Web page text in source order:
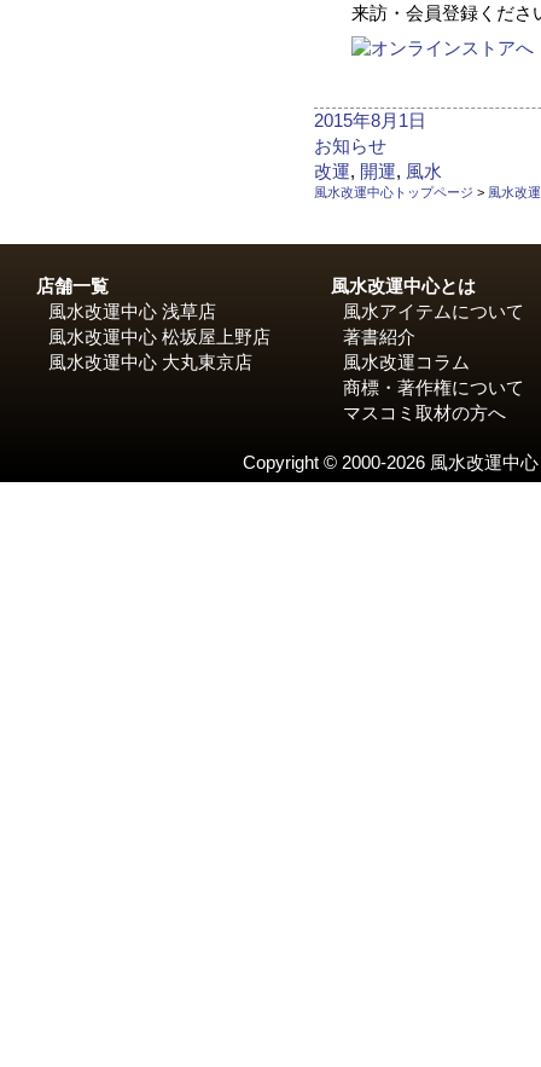
来訪・会員登録くださ
投
稿
日:
2015年8月1日
カ
テ
ゴ
ー
お知らせ
タ
グ
改運, 開運, 風水
風水改運中心トップページ > 風水改
店舗一覧
風水改運中心 浅草店
風水改運中心 松坂屋上野店
風水改運中心 大丸東京店
風水改運中心とは
風水アイテムについて
著書紹介
風水改運コラム
商標・著作権について
マスコミ取材の方へ
Copyright © 2000-2026 風水改運中